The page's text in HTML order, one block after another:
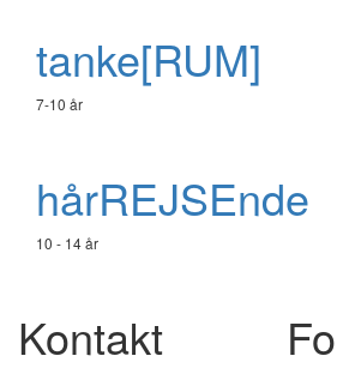
tanke[RUM]
7-10 år
hårREJSEnde
10 - 14 år
Kontakt